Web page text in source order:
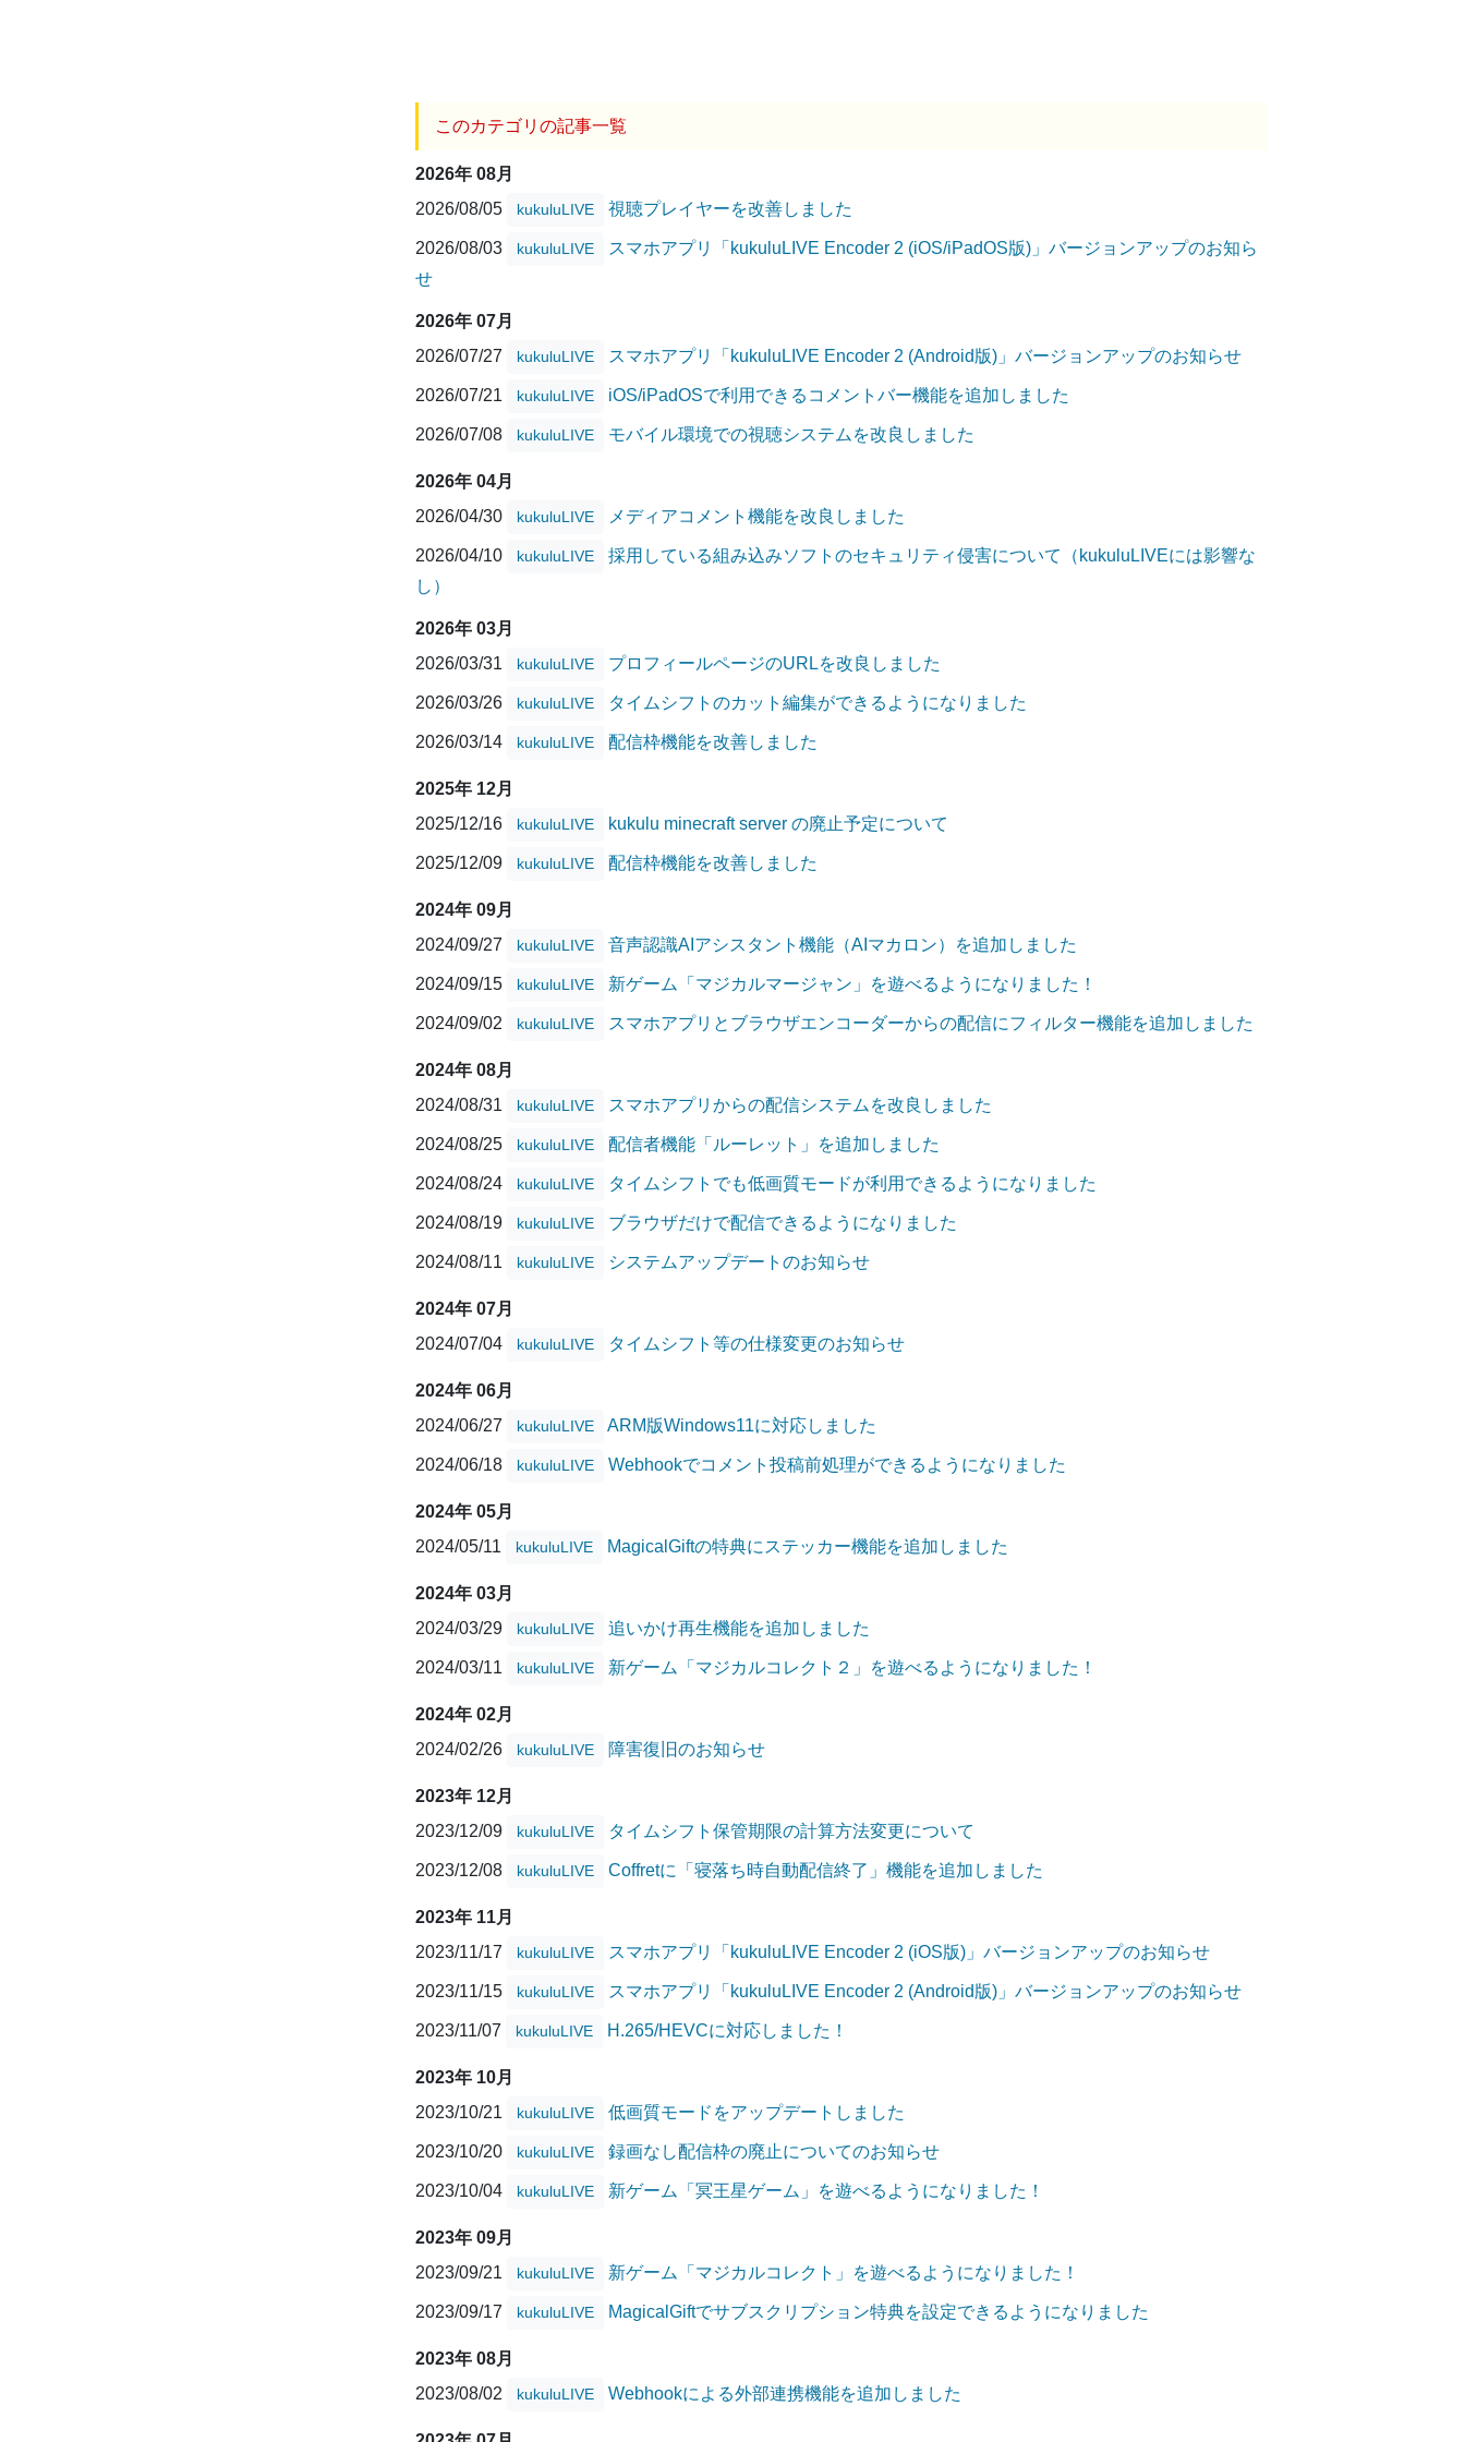
このカテゴリの記事一覧
2026年 08月
2026/08/05
kukuluLIVE 視聴プレイヤーを改善しました
2026/08/03 kukuluLIVE
スマホアプリ「kukuluLIVE Encoder 2 (iOS/iPadOS版)」バージョンアップのお知ら
せ
2026年 07月
2026/07/27
kukuluLIVE スマホアプリ「kukuluLIVE Encoder 2 (Android版)」バージョンアップのお知らせ
2026/07/21 kukuluLIVE iOS/iPadOSで利用できるコメントバー機能を追加しました
2026/07/08 kukuluLIVE モバイル環境での視聴システムを改良しました
2026年 04月
2026/04/30
kukuluLIVE メディアコメント機能を改良しました
2026/04/10 kukuluLIVE
採用している組み込みソフトのセキュリティ侵害について（kukuluLIVEには影響な
し）
2026年 03月
2026/03/31
kukuluLIVE プロフィールページのURLを改良しました
2026/03/26 kukuluLIVE タイムシフトのカット編集ができるようになりました
2026/03/14 kukuluLIVE 配信枠機能を改善しました
2025年 12月
2025/12/16
kukuluLIVE kukulu minecraft server の廃止予定について
2025/12/09 kukuluLIVE 配信枠機能を改善しました
2024年 09月
2024/09/27
kukuluLIVE 音声認識AIアシスタント機能（AIマカロン）を追加しました
2024/09/15 kukuluLIVE 新ゲーム「マジカルマージャン」を遊べるようになりました！
2024/09/02 kukuluLIVE スマホアプリとブラウザエンコーダーからの配信にフィルター機能を追加しました
2024年 08月
2024/08/31
kukuluLIVE スマホアプリからの配信システムを改良しました
2024/08/25 kukuluLIVE 配信者機能「ルーレット」を追加しました
2024/08/24 kukuluLIVE タイムシフトでも低画質モードが利用できるようになりました
2024/08/19 kukuluLIVE ブラウザだけで配信できるようになりました
2024/08/11 kukuluLIVE システムアップデートのお知らせ
2024年 07月
2024/07/04
kukuluLIVE タイムシフト等の仕様変更のお知らせ
2024年 06月
2024/06/27
kukuluLIVE ARM版Windows11に対応しました
2024/06/18 kukuluLIVE Webhookでコメント投稿前処理ができるようになりました
2024年 05月
2024/05/11
kukuluLIVE MagicalGiftの特典にステッカー機能を追加しました
2024年 03月
2024/03/29
kukuluLIVE 追いかけ再生機能を追加しました
2024/03/11 kukuluLIVE 新ゲーム「マジカルコレクト２」を遊べるようになりました！
2024年 02月
2024/02/26
kukuluLIVE 障害復旧のお知らせ
2023年 12月
2023/12/09
kukuluLIVE タイムシフト保管期限の計算方法変更について
2023/12/08 kukuluLIVE Coffretに「寝落ち時自動配信終了」機能を追加しました
2023年 11月
2023/11/17
kukuluLIVE スマホアプリ「kukuluLIVE Encoder 2 (iOS版)」バージョンアップのお知らせ
2023/11/15 kukuluLIVE スマホアプリ「kukuluLIVE Encoder 2 (Android版)」バージョンアップのお知らせ
2023/11/07 kukuluLIVE H.265/HEVCに対応しました！
2023年 10月
2023/10/21
kukuluLIVE 低画質モードをアップデートしました
2023/10/20 kukuluLIVE 録画なし配信枠の廃止についてのお知らせ
2023/10/04 kukuluLIVE 新ゲーム「冥王星ゲーム」を遊べるようになりました！
2023年 09月
2023/09/21
kukuluLIVE 新ゲーム「マジカルコレクト」を遊べるようになりました！
2023/09/17 kukuluLIVE MagicalGiftでサブスクリプション特典を設定できるようになりました
2023年 08月
2023/08/02
kukuluLIVE Webhookによる外部連携機能を追加しました